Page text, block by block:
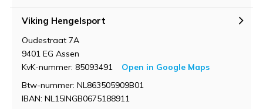
Viking Hengelsport
Oudestraat 7A
9401 EG Assen
KvK-nummer: 85093491
Open in Google Maps
Btw-nummer: NL863505909B01
IBAN: NL15INGB0675188911